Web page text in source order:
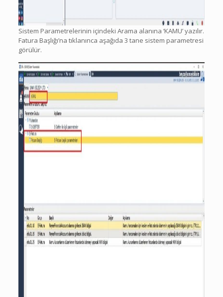
Sistem Parametrelerinin içindeki Arama alanına ‘KAMU’ yazılır.
Fatura Başlığı’na tıklanınca aşağıda 3 tane sistem parametresi
görülür.